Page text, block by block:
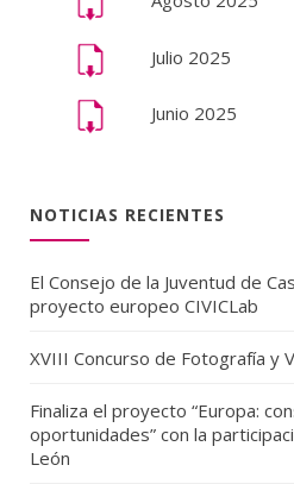
Julio 2025
Junio 2025
NOTICIAS RECIENTES
El Consejo de la Juventud de
proyecto europeo CIVICLab
XVIII Concurso de Fotografía y
Finaliza el proyecto “Europa:
oportunidades” con la
León